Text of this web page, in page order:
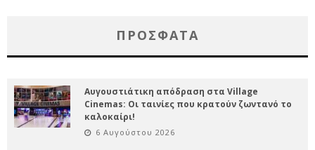
ΠΡΌΣΦΑΤΑ
Αυγουστιάτικη απόδραση στα Village
Cinemas: Οι ταινίες που κρατούν ζωντανό το
καλοκαίρι!
6 Αυγούστου 2026